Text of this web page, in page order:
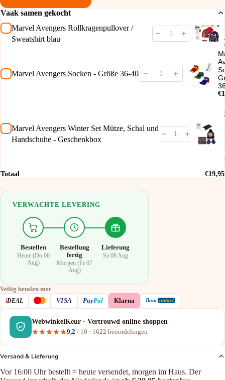
Vaak samen gekocht
Marvel Avengers Rollkragenpullover /
Sweatshirt blau
Marvel Avengers Socken - Größe 36-40
Marvel Avengers Winter Set Mütze, Schal und
Handschuhe - Geschenkbox
Totaal
€19,95
VERWACHTE LEVERING
Bestellen
Heute (Do 06
Aug)
Bestellung
fertig
Morgen (Fr 07
Aug)
Lieferung
Sa 08 Aug
Veilig betalen met
iDEAL VISA PayPal Klarna Banc ontact
WebwinkelKeur · Vertrouwd online shoppen
9,2 / 10 · 1622 beoordelingen
Versand & Lieferung
Vor 16:00 Uhr bestellt = heute versendet, morgen im Haus. Der